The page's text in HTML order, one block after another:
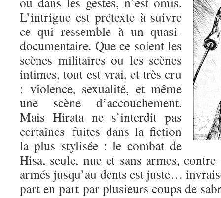
L’intrigue est prétexte à suivre
ce qui ressemble à un quasi-
documentaire. Que ce soient les
scènes militaires ou les scènes
intimes, tout est vrai, et très cru
: violence, sexualité, et même
une scène d’accouchement.
Mais Hirata ne s’interdit pas
certaines fuites dans la fiction
la plus stylisée : le combat de
Hisa, seule, nue et sans armes,
armés jusqu’au dents est juste…
part en part par plusieurs coups de